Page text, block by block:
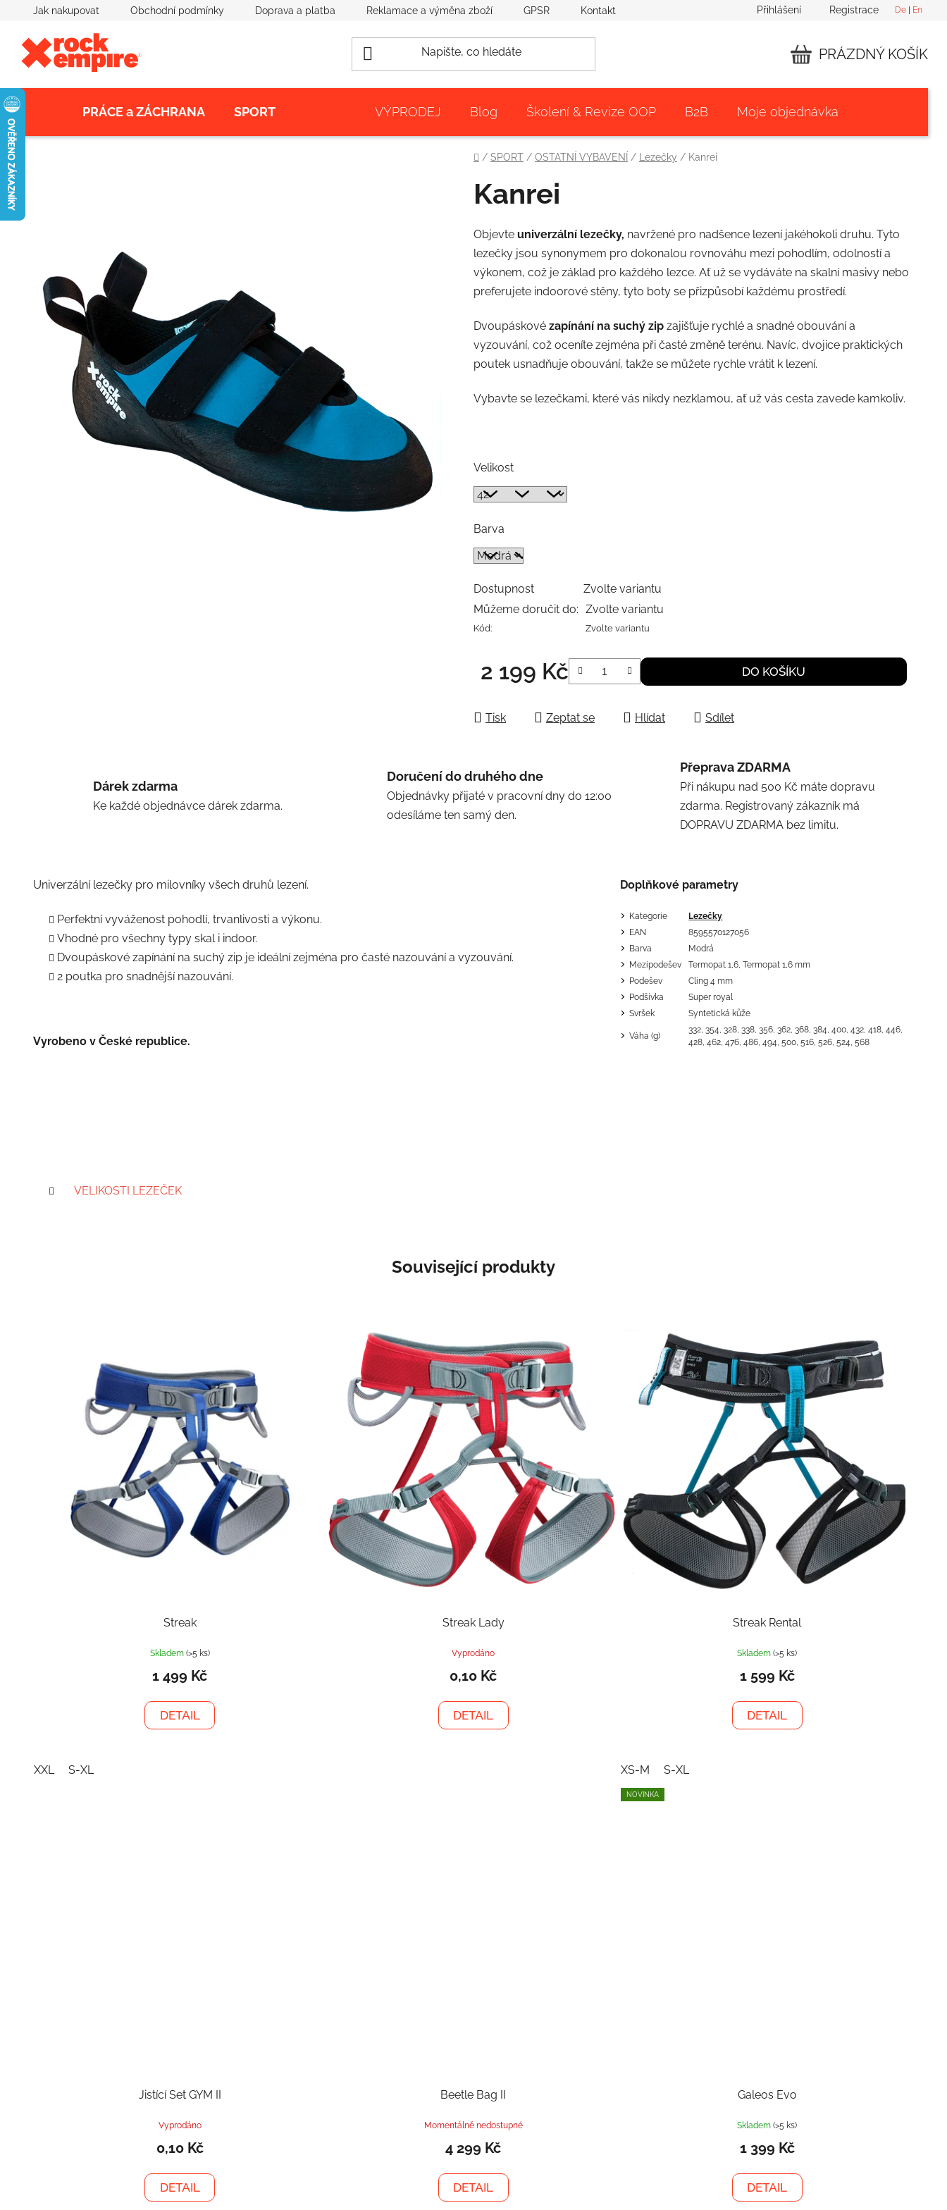
obsah
De| En
Jak nakupovat Obchodní podmínky Doprava a platba Reklamace a výměna zboží GPSR Kontakt Přihlášení Registrace
KOŠÍK
PRÁZDNÝ KOŠÍK
PRÁCE a ZÁCHRANA SPORT VÝPRODEJ Blog Školení & Revize OOP B2B Moje objednávka
Domů
/ SPORT / OSTATNÍ VYBAVENÍ / Lezečky / Kanrei
Kanrei
Objevte univerzální lezečky, navržené pro nadšence lezení jakéhokoli druhu. Tyto
lezečky jsou synonymem pro dokonalou rovnováhu mezi pohodlím, odolností a
výkonem, což je základ pro každého lezce. Ať už se vydáváte na skalní masivy nebo
preferujete indoorové stěny, tyto boty se přizpůsobí každému prostředí.
Dvoupáskové zapínání na suchý zip zajišťuje rychlé a snadné obouvání a
vyzouvání, což oceníte zejména při časté změně terénu. Navíc, dvojice praktických
poutek usnadňuje obouvání, takže se můžete rychle vrátit k lezení.
Vybavte se lezečkami, které vás nikdy nezklamou, ať už vás cesta zavede kamkoliv.
Velikost
Barva
Dostupnost
Zvolte variantu
Můžeme doručit do: Zvolte variantu
Kód: Zvolte variantu
2 199 Kč DO KOŠÍKU
Tisk Zeptat se Hlídat Sdílet
Dárek zdarma
Ke každé objednávce dárek zdarma.
Doručení do druhého dne
Objednávky přijaté v pracovní dny do 12:00
odesíláme ten samý den.
Přeprava ZDARMA
Při nákupu nad 500 Kč máte dopravu
zdarma. Registrovaný zákazník má
DOPRAVU ZDARMA bez limitu.
Univerzální lezečky pro milovníky všech druhů lezení.
Perfektní vyváženost pohodlí, trvanlivosti a výkonu.
Vhodné pro všechny typy skal i indoor.
Dvoupáskové zapínání na suchý zip je ideální zejména pro časté nazouvání a vyzouvání.
2 poutka pro snadnější nazouvání.
Vyrobeno v České republice.
Doplňkové parametry
Kategorie
Lezečky
EAN
8595570127056
Barva
Modrá
Mezipodešev
Termopat 1,6, Termopat 1,6 mm
Podešev
Cling 4 mm
Podšívka
Super royal
Svršek
Syntetická kůže
Váha (g)
332, 354, 328, 338, 356, 362, 368, 384, 400, 432, 418, 446,
428, 462, 476, 486, 494, 500, 516, 526, 524, 568
VELIKOSTI LEZEČEK
Související produkty
Streak
Skladem (>5 ks)
1 499 Kč
DETAIL
XXL S-XL
Streak Lady
Vyprodáno
0,10 Kč
DETAIL
Streak Rental
Skladem(>5 ks)
1 599 Kč
DETAIL
XS-M S-XL
Jistící Set GYM II
Vyprodáno
0,10 Kč
DETAIL
Beetle Bag II
Momentálně nedostupné
4 299 Kč
DETAIL
NOVINKA
Galeos Evo
Skladem(>5 ks)
1 399 Kč
DETAIL